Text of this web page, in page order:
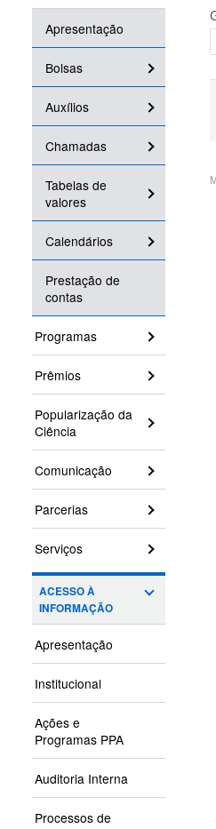
Apresentação
Bolsas
Auxílios
Chamadas
Tabelas de
valores
Calendários
Prestação de
contas
Programas
Prêmios
Popularização da
Ciência
Comunicação
Parcerias
Serviços
ACESSO À
INFORMAÇÃO
Apresentação
Institucional
Ações e
Programas PPA
Auditoria Interna
Processos de